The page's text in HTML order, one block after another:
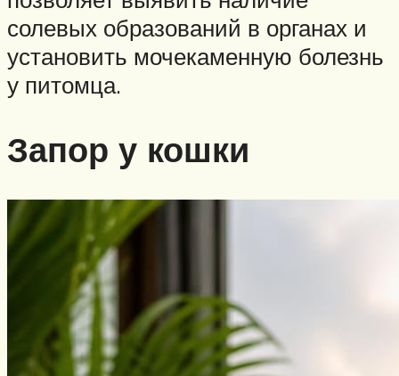
солевых образований в органах и
установить мочекаменную болезнь
у питомца.
Запор у кошки